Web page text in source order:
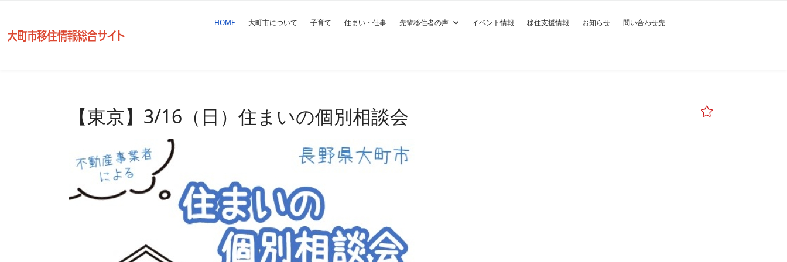
HOME 大町市について 子育て 住まい・仕事 先輩移住者の声 イベント情報 移住支援情報 お知らせ 問い合わせ先
【東京】3/16（日）住まいの個別相談会